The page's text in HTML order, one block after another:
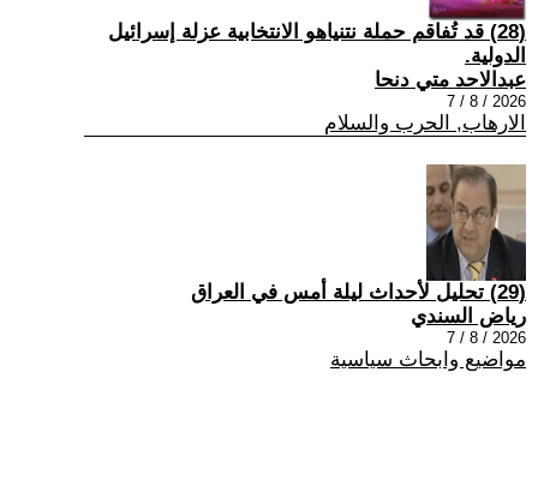
(28) قد تُفاقم حملة نتنياهو الانتخابية عزلة إسرائيل
الدولية.
عبدالاحد متي دنحا
2026 / 8 / 7
الارهاب, الحرب والسلام
(29) تحليل لأحداث ليلة أمس في العراق
رياض السندي
2026 / 8 / 7
مواضيع وابحاث سياسية